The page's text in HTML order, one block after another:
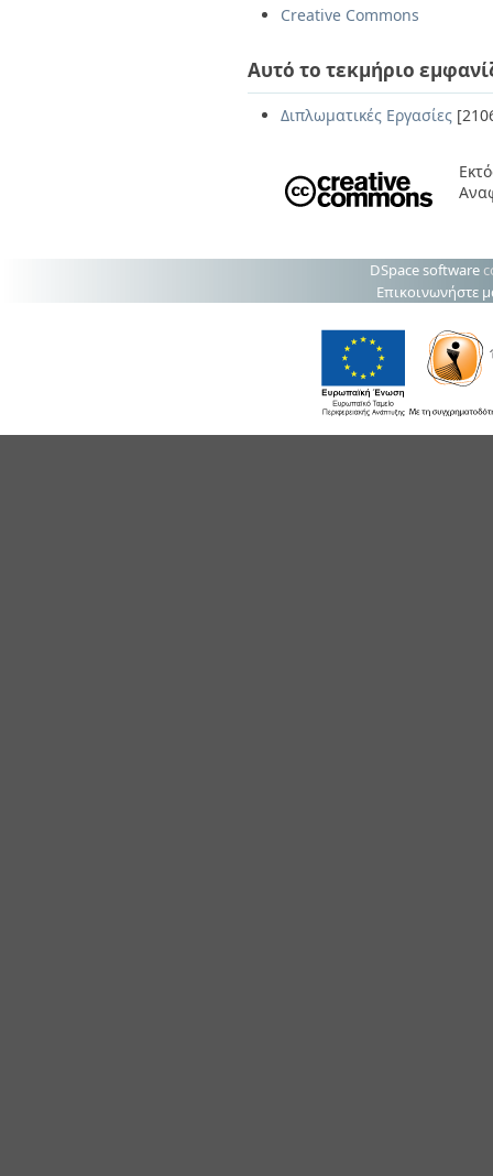
Creative Commons
Αυτό το τεκμήριο
Διπλωματικές Εργασίες
DSpace software
Επικοινωνήστε